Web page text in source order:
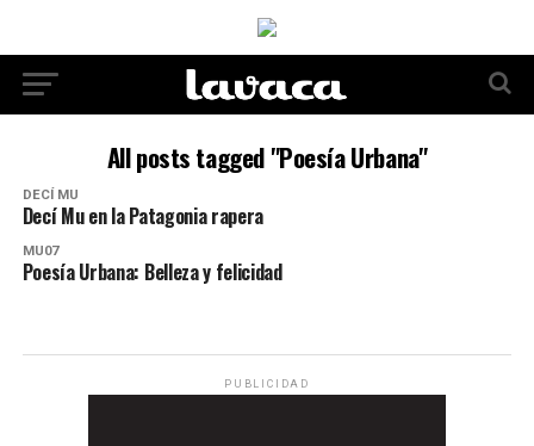
All posts tagged "Poesía Urbana"
DECÍ MU
Decí Mu en la Patagonia rapera
MU07
Poesía Urbana: Belleza y felicidad
PUBLICIDAD